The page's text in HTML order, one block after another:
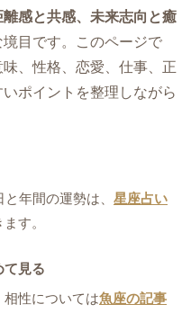
感と共感、未来志向と癒
目です。このページで
、性格、恋愛、仕事、正
ポイントを整理しながら
年間の運勢は、 星座占い
す。
て見る
性については魚座の記事